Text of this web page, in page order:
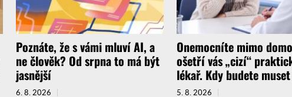
Poznáte, že s vámi mluví AI, a
ne člověk? Od srpna to má být
jasnější
6. 8. 2026
Onemocníte mimo
ošetří vás „cizí“
lékař. Kdy budete
5. 8. 2026